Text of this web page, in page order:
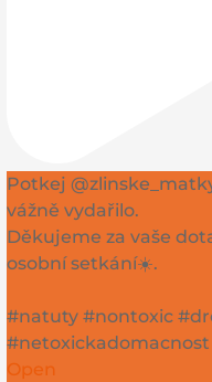
Potkej
vážně vydařilo.
Děkujeme za vaše
osobní setkání☀️.
#natuty #nontoxic
#netoxickadomacnost
Open